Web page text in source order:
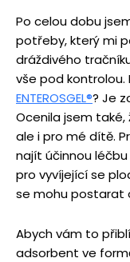
Po celou dobu
potřeby, který mi
dráždivého
vše pod kontrolou.
ENTEROSGEL®? Je
Ocenila jsem
ale i pro mé dítě.
najít účinnou
pro vyvíjející se
se mohu postarat
Abych vám to
adsorbent ve